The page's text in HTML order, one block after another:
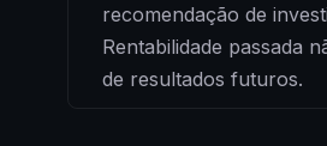
recomendação de
Rentabilidade passada
de resultados futuros.